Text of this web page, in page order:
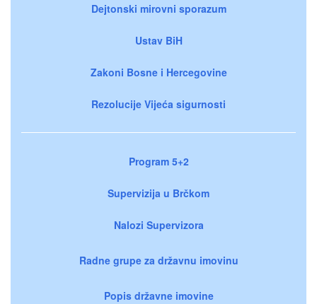
Dejtonski mirovni sporazum
Ustav BiH
Zakoni Bosne i Hercegovine
Rezolucije Vijeća sigurnosti
Program 5+2
Supervizija u Brčkom
Nalozi Supervizora
Radne grupe za državnu imovinu
Popis državne imovine